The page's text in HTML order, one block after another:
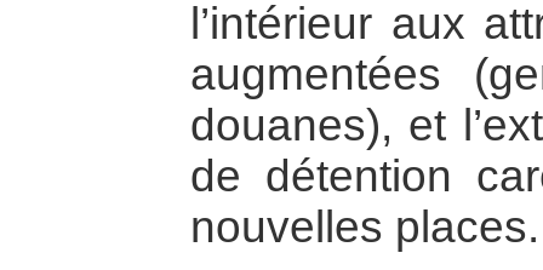
l’intérieur aux
augmentées
douanes), et
de détention
nouvelles places.